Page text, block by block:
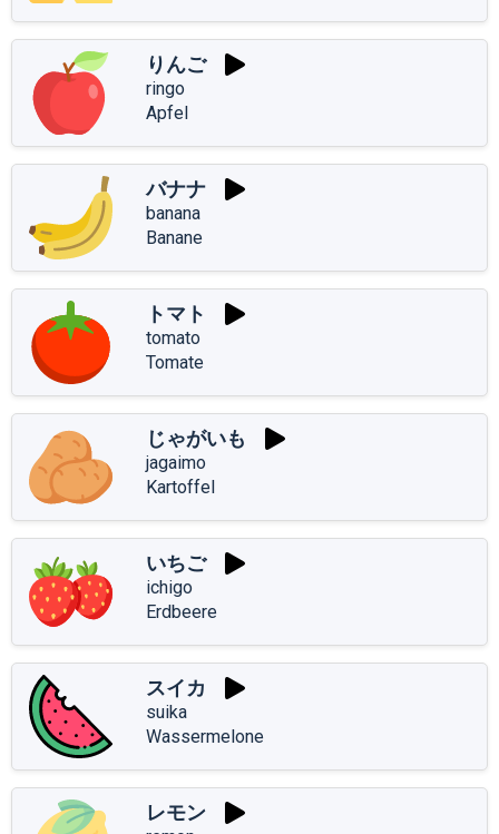
りんご
ringo
Apfel
バナナ
banana
Banane
トマト
tomato
Tomate
じゃがいも
jagaimo
Kartoffel
いちご
ichigo
Erdbeere
スイカ
suika
Wassermelone
レモン